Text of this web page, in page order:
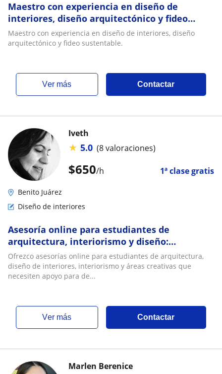
Maestro con experiencia en diseño de
interiores, diseño arquitectónico y fideo
sustentable
Maestro con experiencia en diseño de interiores, diseño
arquitectónico y fideo sustentable.
ver más Contactar
$650/h 1ª clase gratis
Iveth
★ 5.0 (8 valoraciones)
Benito Juárez
Diseño de interiores
Asesoría online para estudiantes de
arquitectura, interiorismo y diseño:
proyectos, moodboards, láminas y
presentación visual
Ofrezco asesorías online para estudiantes de arquitectura,
diseño de interiores, interiorismo y áreas creativas que
necesiten apoyo para de...
ver más Contactar
Marlen Berenice